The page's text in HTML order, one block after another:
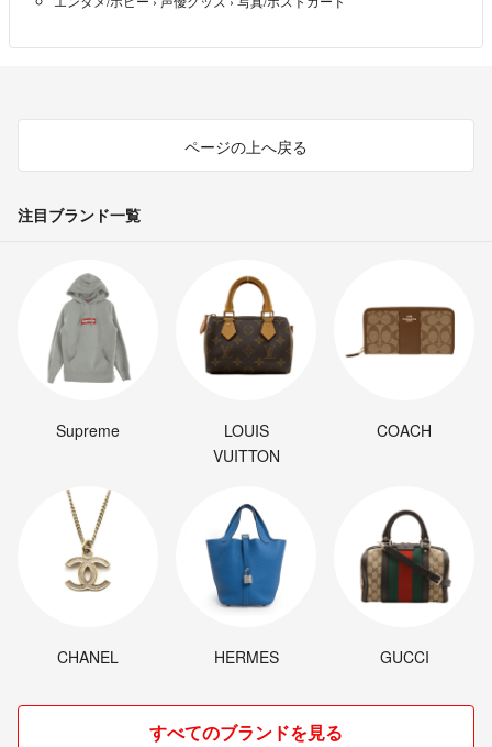
ページの上へ戻る
注目ブランド一覧
Supreme
LOUIS
VUITTON
COACH
CHANEL HERMES GUCCI
すべてのブランドを見る